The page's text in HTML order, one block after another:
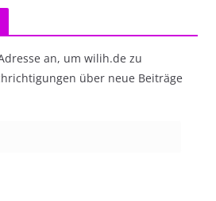
an, um wilih.de zu
über neue Beiträge